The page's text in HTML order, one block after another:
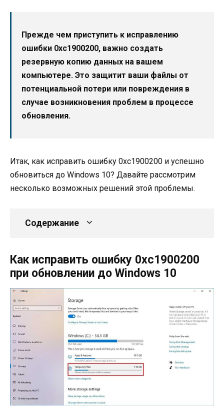
Прежде чем приступить к исправлению
ошибки 0xc1900200, важно создать
резервную копию данных на вашем
компьютере. Это защитит ваши файлы от
потенциальной потери или повреждения в
случае возникновения проблем в процессе
обновления.
Итак, как исправить ошибку 0xc1900200 и успешно
обновиться до Windows 10? Давайте рассмотрим
несколько возможных решений этой проблемы.
Содержание
Как исправить ошибку 0xc1900200
при обновлении до Windows 10